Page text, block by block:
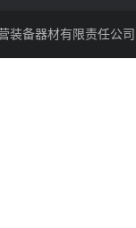
装备器材有限责任公司